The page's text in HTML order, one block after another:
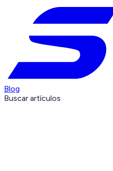
Blog
Buscar artículos